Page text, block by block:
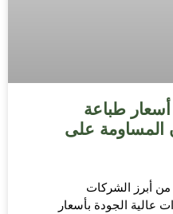
طباعة
المساومة على
أبرز الشركات
عالية الجودة بأسعار